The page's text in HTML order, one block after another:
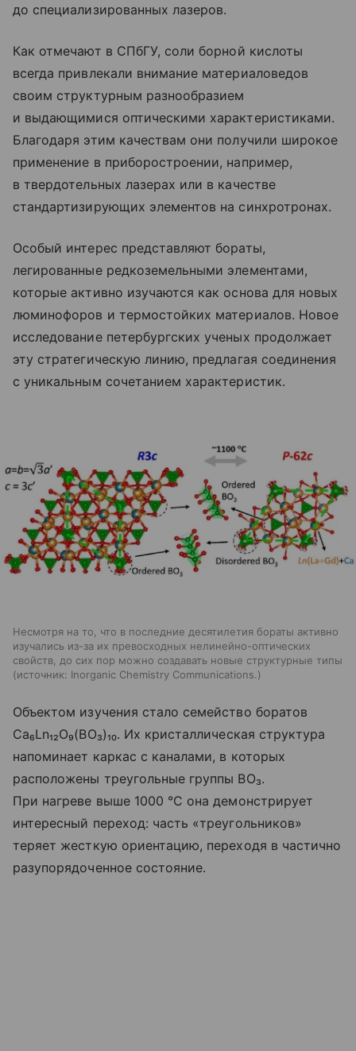
до специализированных лазеров.
Как отмечают в СПбГУ, соли борной кислоты
всегда привлекали внимание материаловедов
своим структурным разнообразием
и выдающимися оптическими характеристиками.
Благодаря этим качествам они получили широкое
применение в приборостроении, например,
в твердотельных лазерах или в качестве
стандартизирующих элементов на синхротронах.
Особый интерес представляют бораты,
легированные редкоземельными элементами,
которые активно изучаются как основа для новых
люминофоров и термостойких материалов. Новое
исследование петербургских ученых продолжает
эту стратегическую линию, предлагая соединения
с уникальным сочетанием характеристик.
Несмотря на то, что в последние десятилетия бораты активно
изучались из-за их превосходных нелинейно-оптических
свойств, до сих пор можно создавать новые структурные типы
источник: Inorganic Chemistry Communications.
Объектом изучения стало семейство боратов
Ca₆Ln₁₂O₉(BO₃)₁₀. Их кристаллическая структура
напоминает каркас с каналами, в которых
расположены треугольные группы BO₃.
При нагреве выше 1000 °C она демонстрирует
интересный переход: часть «треугольников»
теряет жесткую ориентацию, переходя в частично
разупорядоченное состояние.